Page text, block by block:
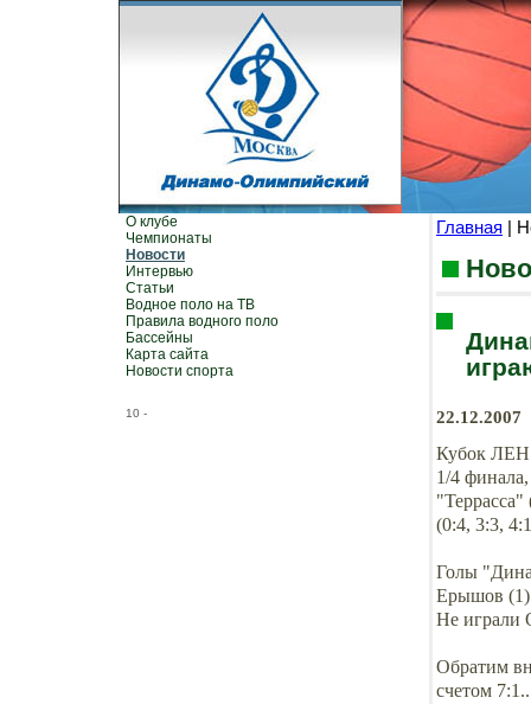
О клубе
Чемпионаты
Новости
Интервью
Статьи
Водное поло на ТВ
Правила водного поло
Бассейны
Карта сайта
Новости спорта
10 -
Главная |
22.12.2007
Кубок
1/4
(0:4, 3:3,
Голы
Ерышов
Не играли
Обратим
счетом